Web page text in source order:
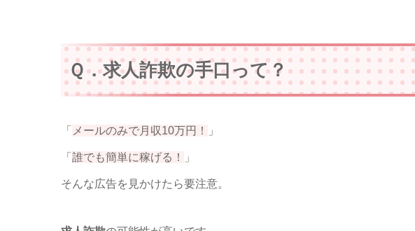
Ｑ．求人詐欺の手口って？
「 メールのみで月収10万円！ 」
「 誰でも簡単に稼げる！ 」
そんな広告を見かけたら要注意。